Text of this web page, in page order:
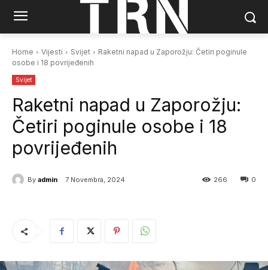
Home Vijesti Svijet
Raketni napad u Zaporožju: Četiri poginule
osobe i 18 povrijeđenih
Svijet
Raketni napad u Zaporožju:
Četiri poginule osobe i 18
povrijeđenih
By admin 7 Novembra, 2024 0
266